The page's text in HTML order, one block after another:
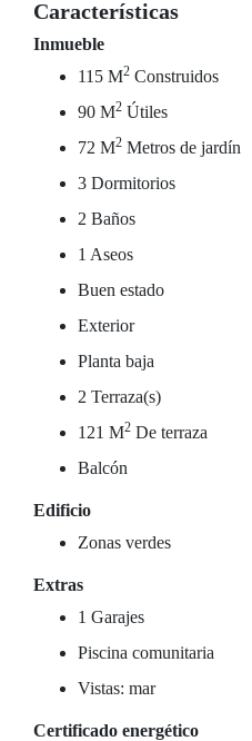
Características
Inmueble
115 M2 Construidos
90 M2 Útiles
72 M2 Metros de jardín
3 Dormitorios
2 Baños
1 Aseos
Buen estado
Exterior
Planta baja
2 Terraza(s)
121 M2 De terraza
Balcón
Edificio
Zonas verdes
Extras
1 Garajes
Piscina comunitaria
Vistas: mar
Certificado energético